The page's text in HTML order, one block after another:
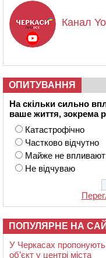
Канал
ОПИТУВАННЯ
На скільки сильно
ваше життя, зокрема
Катастрофічно
Частково відчутно
Майже не
Не відчуваю
ПОПУЛЯРНЕ НА
У Черкасах пропонують
об’єкт у центрі міста